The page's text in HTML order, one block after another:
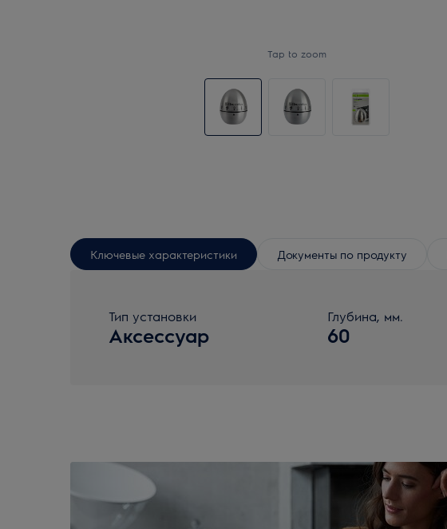
Tap to zoom
Ключевые характеристики Документы по продукту
Тип установки
Аксессуар
Глубина, мм.
60